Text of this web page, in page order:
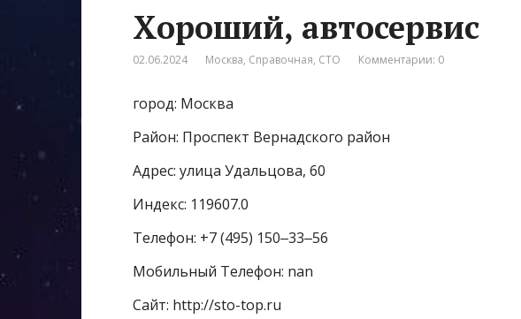
Хороший, автосервис
02.06.2024 Москва, Справочная, СТО Комментарии: 0
город: Москва
Район: Проспект Вернадского район
Адрес: улица Удальцова, 60
Индекс: 119607.0
Телефон: +7 (495) 150‒33‒56
Мобильный Телефон: nan
Сайт: http://sto-top.ru